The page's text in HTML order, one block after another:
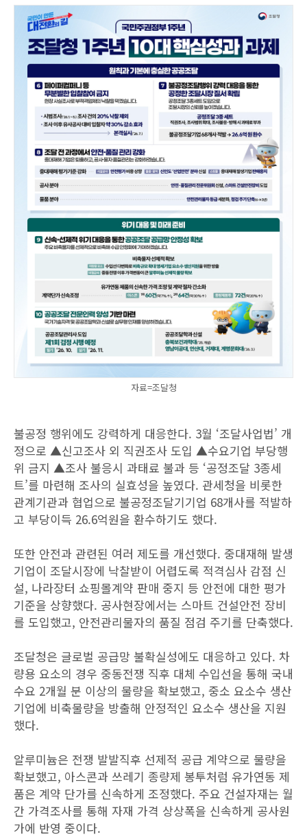
자료=조달청
불공정 행위에도 강력하게 대응한다. 3월 ‘조달사업법’ 개
정으로 ▲신고조사 외 직권조사 도입 ▲수요기업 부당행
위 금지 ▲조사 불응시 과태료 불과 등 ‘공정조달 3종세
트’를 마련해 조사의 실효성을 높였다. 관세청을 비롯한
관계기관과 협업으로 불공정조달기기업 68개사를 적발하
고 부당이득 26.6억원을 환수하기도 했다.
또한 안전과 관련된 여러 제도를 개선했다. 중대재해 발생
기업이 조달시장에 낙찰받이 어렵도록 적격심사 감점 신
설, 나라장터 쇼핑몰계약 판매 중지 등 안전에 대한 평가
기준을 상향했다. 공사현장에서는 스마트 건설안전 장비
를 도입했고, 안전관리물자의 품질 점검 주기를 단축했다.
조달청은 글로벌 공급망 불확실성에도 대응하고 있다. 차
량용 요소의 경우 중동전쟁 직후 대체 수입선을 통해 국내
수요 2개월 분 이상의 물량을 확보했고, 중소 요소수 생산
기업에 비축물량을 방출해 안정적인 요소수 생산을 지원
했다.
알루미늄은 전쟁 발발직후 선제적 공급 계약으로 물량을
확보했고, 아스콘과 쓰레기 종량제 봉투처럼 유가연동 제
품은 계약 단가를 신속하게 조정했다. 주요 건설자재는 월
간 가격조사를 통해 자재 가격 상상폭을 신속하게 공사원
가에 반영 중이다.